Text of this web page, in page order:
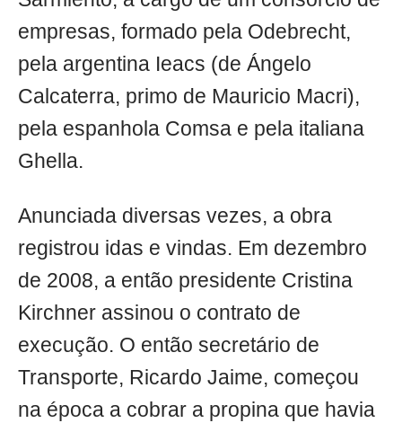
empresas, formado pela Odebrecht,
pela argentina Ieacs (de Ángelo
Calcaterra, primo de Mauricio Macri),
pela espanhola Comsa e pela italiana
Ghella.
Anunciada diversas vezes, a obra
registrou idas e vindas. Em dezembro
de 2008, a então presidente Cristina
Kirchner assinou o contrato de
execução. O então secretário de
Transporte, Ricardo Jaime, começou
na época a cobrar a propina que havia